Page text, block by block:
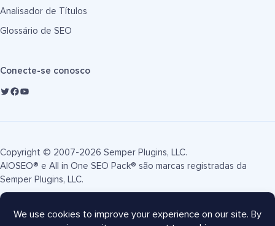
Analisador de Títulos
Glossário de SEO
Conecte-se conosco
Copyright © 2007-2026 Semper Plugins, LLC.
AIOSEO® e All in One SEO Pack® são marcas registradas da
Semper Plugins, LLC.
Termos de Serviço Política de Privacidade
Divulgação FTC